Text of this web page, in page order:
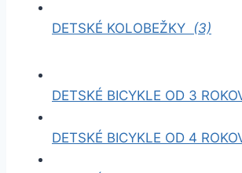
DETSKÉ KOLOBEŽKY (3)
DETSKÉ BICYKLE OD 3
DETSKÉ BICYKLE OD 4